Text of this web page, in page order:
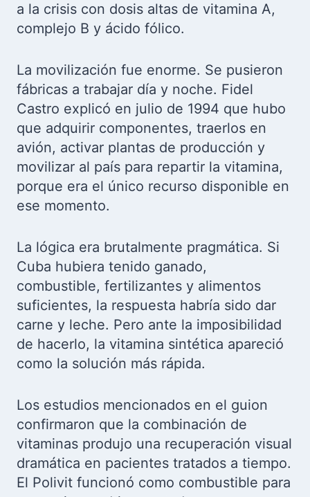
a la crisis con dosis altas de vitamina A,
complejo B y ácido fólico.
La movilización fue enorme. Se pusieron
fábricas a trabajar día y noche. Fidel
Castro explicó en julio de 1994 que hubo
que adquirir componentes, traerlos en
avión, activar plantas de producción y
movilizar al país para repartir la vitamina,
porque era el único recurso disponible en
ese momento.
La lógica era brutalmente pragmática. Si
Cuba hubiera tenido ganado,
combustible, fertilizantes y alimentos
suficientes, la respuesta habría sido dar
carne y leche. Pero ante la imposibilidad
de hacerlo, la vitamina sintética apareció
como la solución más rápida.
Los estudios mencionados en el guion
confirmaron que la combinación de
vitaminas produjo una recuperación visual
dramática en pacientes tratados a tiempo.
El Polivit funcionó como combustible para